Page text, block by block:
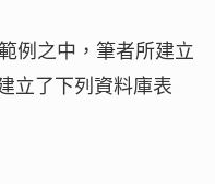
例之中，筆者所建立
立了下列資料庫表